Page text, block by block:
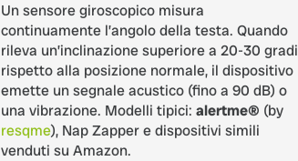
Un sensore giroscopico misura
continuamente l’angolo della testa. Quando
rileva un’inclinazione superiore a 20-30 gradi
rispetto alla posizione normale, il dispositivo
emette un segnale acustico (fino a 90 dB) o
una vibrazione. Modelli tipici: alertme® (by
resqme), Nap Zapper e dispositivi simili
venduti su Amazon.